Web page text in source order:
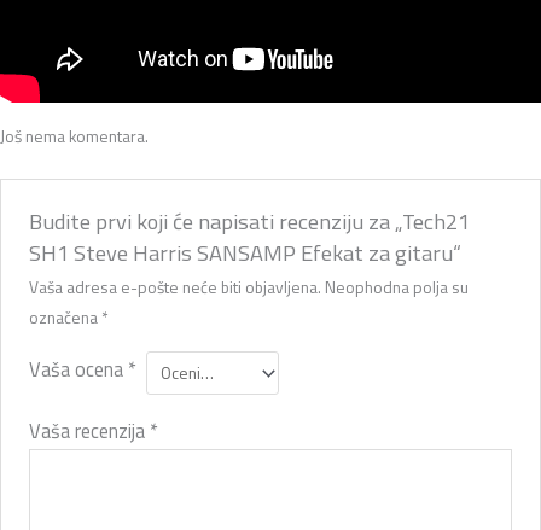
Još nema komentara.
Budite prvi koji će napisati recenziju za „Tech21
SH1 Steve Harris SANSAMP Efekat za gitaru“
Vaša adresa e-pošte neće biti objavljena. Neophodna polja su
označena *
Vaša ocena *
Vaša recenzija *